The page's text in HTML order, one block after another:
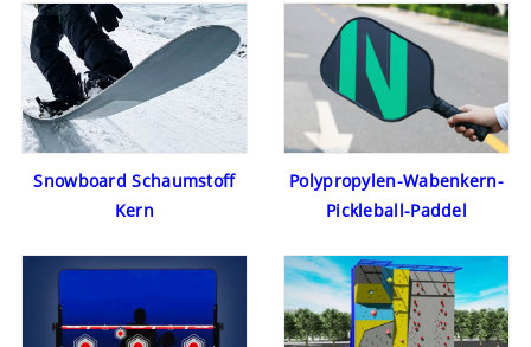
Snowboard Schaumstoff
Kern
Polypropylen-Wabenkern-
Pickleball-Paddel